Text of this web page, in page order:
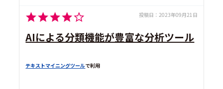
投稿日： 2023年09月21日
AIによる分類機能が豊富な分析ツール
テキストマイニングツールで利用